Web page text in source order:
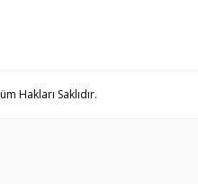
Hakları Saklıdır.